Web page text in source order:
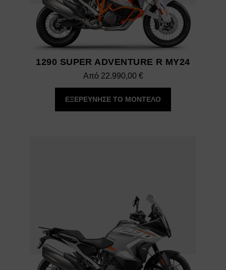
1290 SUPER ADVENTURE R MY24
Από 22.990,00 €
ΕΞΕΡΕΥΝΗΣΕ ΤΟ ΜΟΝΤΕΛΟ